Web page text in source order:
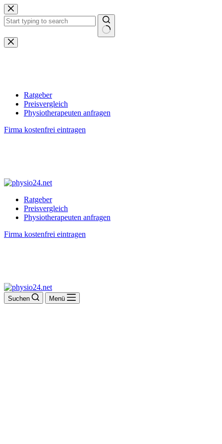
Zum
Inhalt
springen
Keine
Ergebnisse
Ratgeber
Preisvergleich
Physiotherapeuten anfragen
Firma kostenfrei eintragen
Ratgeber
Preisvergleich
Physiotherapeuten anfragen
Firma kostenfrei eintragen
Suchen Menü